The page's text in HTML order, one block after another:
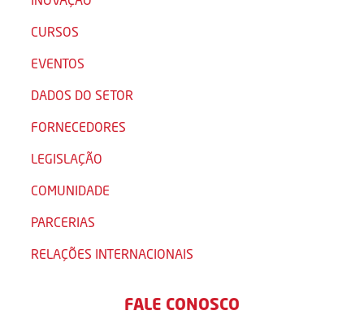
CURSOS
EVENTOS
DADOS DO SETOR
FORNECEDORES
LEGISLAÇÃO
COMUNIDADE
PARCERIAS
RELAÇÕES INTERNACIONAIS
FALE CONOSCO